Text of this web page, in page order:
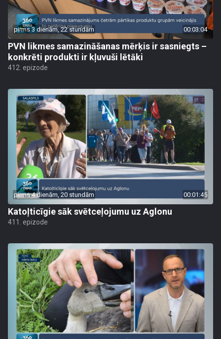
pirms 3 dienām, 22 stundām 00:03:04
PVN likmes samazināšanas mērķis ir sasniegts –
konkrēti produkti ir kļuvuši lētāki
412. epizode
pirms 4 dienām, 20 stundām 00:01:45
Katoļticīgie sāk svētceļojumu uz Aglonu
411. epizode